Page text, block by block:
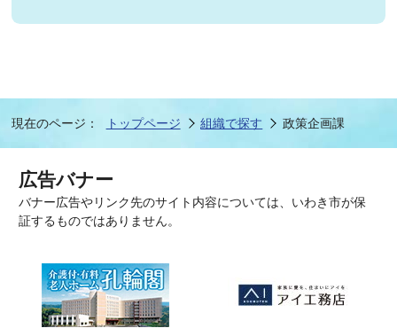
現在のページ： トップページ 組織で探す 政策企画課
広告バナー
バナー広告やリンク先のサイト内容については、いわき市が保
証するものではありません。